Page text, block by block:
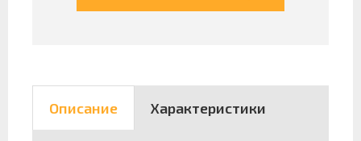
Описание Характеристики